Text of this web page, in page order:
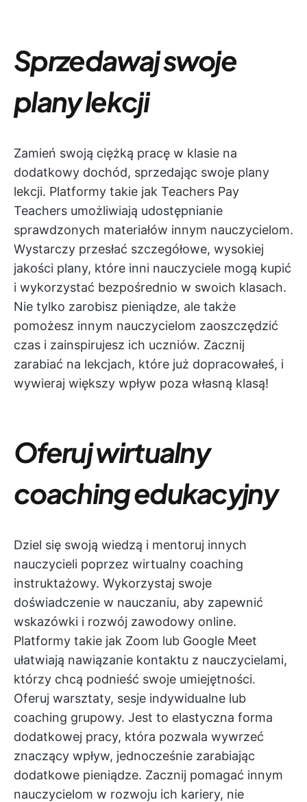
Sprzedawaj swoje
plany lekcji
Zamień swoją ciężką pracę w klasie na
dodatkowy dochód, sprzedając swoje plany
lekcji. Platformy takie jak Teachers Pay
Teachers umożliwiają udostępnianie
sprawdzonych materiałów innym nauczycielom.
Wystarczy przesłać szczegółowe, wysokiej
jakości plany, które inni nauczyciele mogą kupić
i wykorzystać bezpośrednio w swoich klasach.
Nie tylko zarobisz pieniądze, ale także
pomożesz innym nauczycielom zaoszczędzić
czas i zainspirujesz ich uczniów. Zacznij
zarabiać na lekcjach, które już dopracowałeś, i
wywieraj większy wpływ poza własną klasą!
Oferuj wirtualny
coaching edukacyjny
Dziel się swoją wiedzą i mentoruj innych
nauczycieli poprzez wirtualny coaching
instruktażowy. Wykorzystaj swoje
doświadczenie w nauczaniu, aby zapewnić
wskazówki i rozwój zawodowy online.
Platformy takie jak Zoom lub Google Meet
ułatwiają nawiązanie kontaktu z nauczycielami,
którzy chcą podnieść swoje umiejętności.
Oferuj warsztaty, sesje indywidualne lub
coaching grupowy. Jest to elastyczna forma
dodatkowej pracy, która pozwala wywrzeć
znaczący wpływ, jednocześnie zarabiając
dodatkowe pieniądze. Zacznij pomagać innym
nauczycielom w rozwoju ich kariery, nie